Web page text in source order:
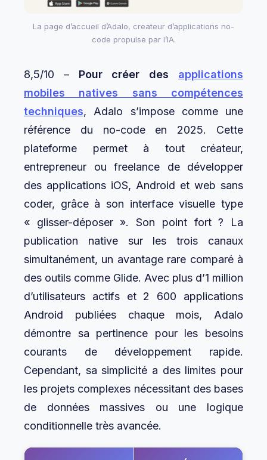
La page d’accueil d’Adalo, createur d’applications no-
code propulse par l’IA.
8,5/10 – Pour créer des applications
mobiles natives sans compétences
techniques, Adalo s’impose comme une
référence du no-code en 2025. Cette
plateforme permet à tout créateur,
entrepreneur ou freelance de développer
des applications iOS, Android et web sans
coder, grâce à son interface visuelle type
« glisser-déposer ». Son point fort ? La
publication native sur les trois canaux
simultanément, un avantage rare comparé à
des outils comme Glide. Avec plus d’1 million
d’utilisateurs actifs et 2 600 applications
Android publiées chaque mois, Adalo
démontre sa pertinence pour les besoins
courants de développement rapide.
Cependant, sa simplicité a des limites pour
les projets complexes nécessitant des bases
de données massives ou une logique
conditionnelle très avancée.